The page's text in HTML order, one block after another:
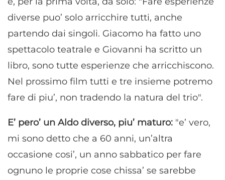
diverse puo’ solo arricchire tutti, anche
partendo dai singoli. Giacomo ha fatto uno
spettacolo teatrale e Giovanni ha scritto un
libro, sono tutte esperienze che arricchiscono.
Nel prossimo film tutti e tre insieme potremo
fare di piu’, non tradendo la natura del trio".
E’ pero’ un Aldo diverso, piu’ maturo: "e’ vero,
mi sono detto che a 60 anni, un’altra
occasione cosi’, un anno sabbatico per fare
ognuno le proprie cose chissa’ se sarebbe